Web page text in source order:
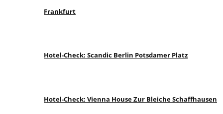
Frankfurt
Hotel-Check: Scandic Berlin Potsdamer Platz
Hotel-Check: Vienna House Zur Bleiche Schaffhausen